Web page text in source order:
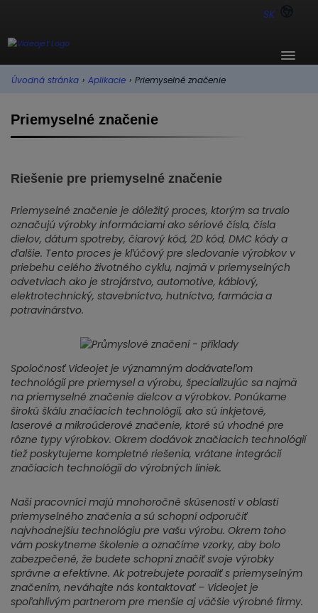
SK
Úvodná stránka › Aplikacie › Priemyselné značenie
Priemyselné značenie
Riešenie pre priemyselné značenie
Priemyselné značenie je dôležitý proces, ktorým sa trvalo
označujú výrobky informáciami ako sériové čísla, čísla
dielov, dátum spotreby, čiarový kód, 2D kód, DMC kódy a
ďalšie. Tento proces je kľúčový pre sledovanie výrobkov v
priebehu celého životného cyklu, najmä v priemyselných
odvetviach ako je strojárstvo, automotive, káblový,
elektrotechnický, stavebníctvo, hutníctvo, farmácia a
potravinárstvo.
Spoločnosť Videojet je významným dodávateľom
technológií pre priemysel a výrobu, špecializujúc sa najmä
na priemyselné značenie dielcov a výrobkov. Ponúkame
širokú škálu značiacich technológií, ako sú inkjetové,
laserové a mikroúderové značenie, ktoré sú vhodné pre
rôzne typy výrobkov. Okrem dodávok značiacich technológií
tiež poskytujeme kompletné riešenia, vrátane integrácií
značiacich technológií do výrobných liniek.
Naši pracovníci majú mnohoročné skúsenosti v oblasti
priemyselného značenia a sú schopní odporučiť
najvhodnejšiu technológiu pre vašu výrobu. Okrem toho
vám poskytneme školenie a označíme vzorky, aby bolo
zabezpečené, že budete schopní značiť svoje výrobky
správne a efektívne. Ak potrebujete poradiť s priemyselným
značením, neváhajte nás kontaktovať – Videojet je
spoľahlivým partnerom pre menšie aj väčšie výrobné firmy.